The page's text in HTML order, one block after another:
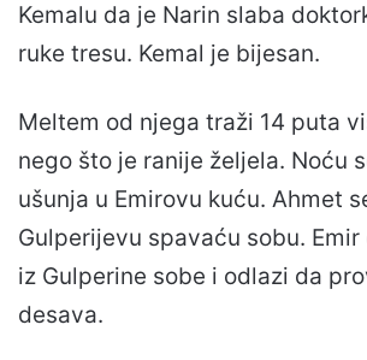
Kemalu da je Narin slaba
ruke tresu. Kemal je bijesan.
Meltem od njega traži 14 puta
nego što je ranije željela. Noću
ušunja u Emirovu kuću. Ahmet
Gulperijevu spavaću sobu.
iz Gulperine sobe i odlazi da
desava.